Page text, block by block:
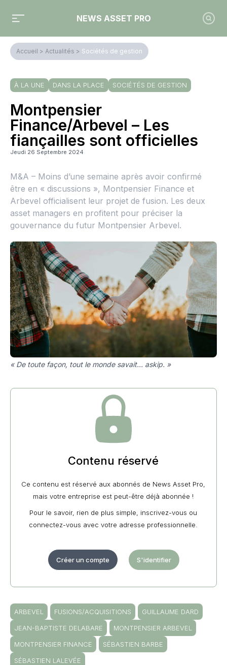
NEWS ASSET PRO
Accueil > Actualités > Sociétés de gestion
À LA UNE DANS LA PLACE SOCIÉTÉS DE GESTION
Montpensier
Finance/Arbevel – Les
fiançailles sont officielles
Jeudi 26 Septembre 2024
M&A – Moins d’une semaine après avoir confirmé
être en « discussions », Montpensier Finance et
Arbevel officialisent leur projet de fusion. Les deux
asset managers en profitent pour préciser la
gouvernance du futur Montpensier Arbevel.
« De toute façon, tout le monde savait... askip. »
Contenu réservé
Ce contenu est réservé aux abonnés de News Asset Pro,
mais votre entreprise est peut-être déjà abonnée !
Pour le savoir, rien de plus simple, inscrivez-vous ou
connectez-vous avec votre adresse professionnelle.
Créer un compte S'identifier
ARBEVEL FUSIONS/ACQUISITIONS
GUILLAUME DARD
JEAN-BAPTISTE DELABARE
MONTPENSIER ARBEVEL
MONTPENSIER FINANCE
SÉBASTIEN BARBE
SÉBASTIEN LALEVÉE